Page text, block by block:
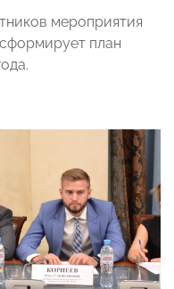
мероприятия
план